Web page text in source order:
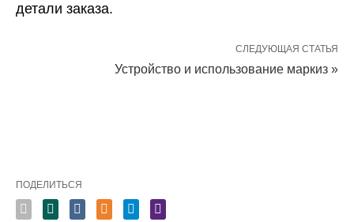
детали заказа.
СЛЕДУЮЩАЯ СТАТЬЯ
Устройство и использование маркиз »
ПОДЕЛИТЬСЯ